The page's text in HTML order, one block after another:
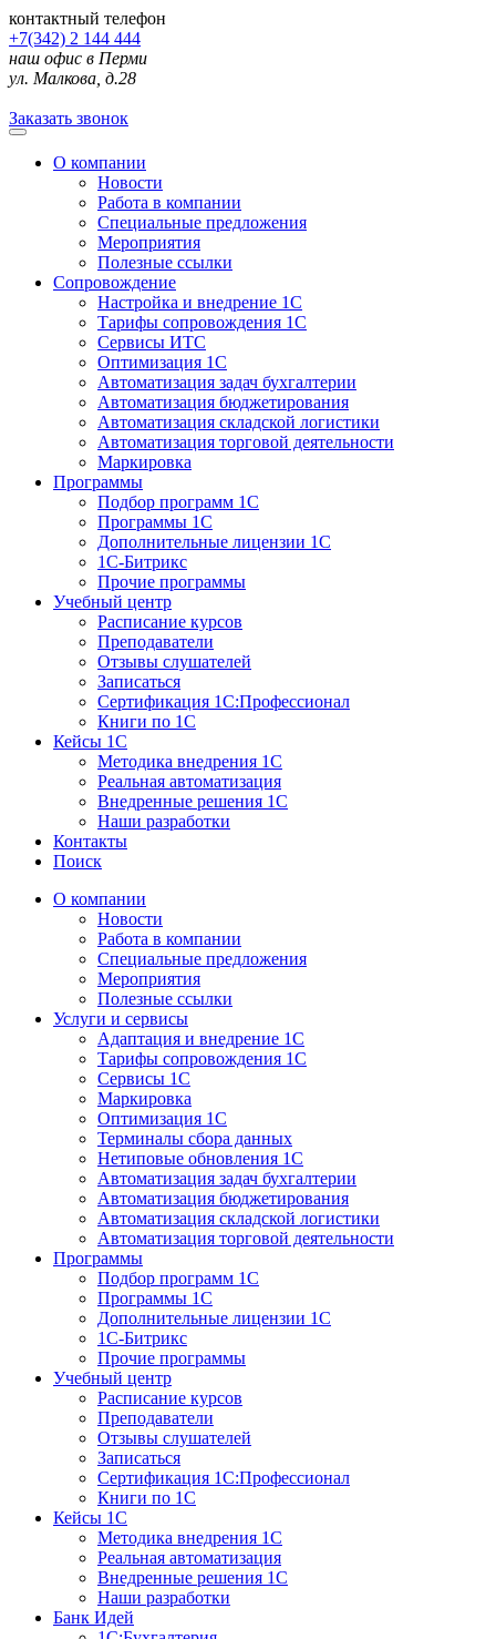
контактный телефон
+7(342) 2 144 444
наш офис в Перми
ул. Малкова, д.28
Заказать звонок
О компании
Новости
Работа в компании
Специальные предложения
Мероприятия
Полезные ссылки
Сопровождение
Настройка и внедрение 1С
Тарифы сопровождения 1С
Сервисы ИТС
Оптимизация 1С
Автоматизация задач бухгалтерии
Автоматизация бюджетирования
Автоматизация складской логистики
Автоматизация торговой деятельности
Маркировка
Программы
Подбор программ 1С
Программы 1С
Дополнительные лицензии 1С
1С-Битрикс
Прочие программы
Учебный центр
Расписание курсов
Преподаватели
Отзывы слушателей
Записаться
Сертификация 1С:Профессионал
Книги по 1С
Кейсы 1С
Методика внедрения 1С
Реальная автоматизация
Внедренные решения 1С
Наши разработки
Контакты
Поиск
О компании
Новости
Работа в компании
Специальные предложения
Мероприятия
Полезные ссылки
Услуги и сервисы
Адаптация и внедрение 1С
Тарифы сопровождения 1С
Сервисы 1С
Маркировка
Оптимизация 1С
Терминалы сбора данных
Нетиповые обновления 1С
Автоматизация задач бухгалтерии
Автоматизация бюджетирования
Автоматизация складской логистики
Автоматизация торговой деятельности
Программы
Подбор программ 1С
Программы 1С
Дополнительные лицензии 1С
1С-Битрикс
Прочие программы
Учебный центр
Расписание курсов
Преподаватели
Отзывы слушателей
Записаться
Сертификация 1С:Профессионал
Книги по 1С
Кейсы 1С
Методика внедрения 1С
Реальная автоматизация
Внедренные решения 1С
Наши разработки
Банк Идей